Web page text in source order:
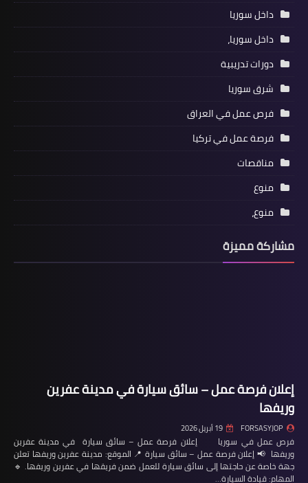
داخل سوريا
داخل سوريا،
دورات تدريبية
شرق سوريا
فرص عمل في العراق
فرصة عمل في تركيا
مناقصات
منوع
منوع،
مشاركة مميزة
إعلان فرصة عمل – سائق سيارة في مدينة عفرين
وريفها
FORSASYJOP 19 أبريل 2026
فرص عمل في سوريا إعلان فرصة عمل – سائق سيارة في مدينة عفرين
وريفها 📢 إعلان فرصة عمل – سائق سيارة 📍 الموقع: مدينة عفرين وريفها تعلن
جهة خاصة عن حاجتها إلى سائق سيارة للعمل ضمن فريقها في عفرين وريفها. 🔹
المهام: قيادة السيارة…